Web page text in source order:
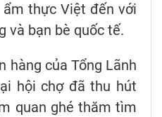
thực Việt đến với
và bạn bè quốc tế.
hàng của Tổng Lãnh
hội chợ đã thu hút
quan ghé thăm tìm